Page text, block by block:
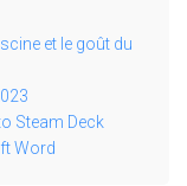
et le goût du
Steam Deck
Word